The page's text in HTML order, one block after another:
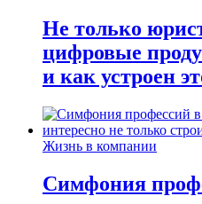
Не только
цифровые
и как устроен
Жизнь в компании
Симфония